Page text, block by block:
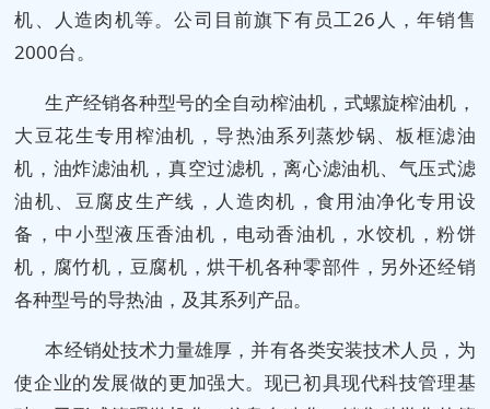
机、人造肉机等。公司目前旗下有员工26人，年销售
2000台。
生产经销各种型号的全自动榨油机，式螺旋榨油机，
大豆花生专用榨油机，导热油系列蒸炒锅、板框滤油
机，油炸滤油机，真空过滤机，离心滤油机、气压式滤
油机、豆腐皮生产线，人造肉机，食用油净化专用设
备，中小型液压香油机，电动香油机，水饺机，粉饼
机，腐竹机，豆腐机，烘干机各种零部件，另外还经销
各种型号的导热油，及其系列产品。
本经销处技术力量雄厚，并有各类安装技术人员，为
使企业的发展做的更加强大。现已初具现代科技管理基